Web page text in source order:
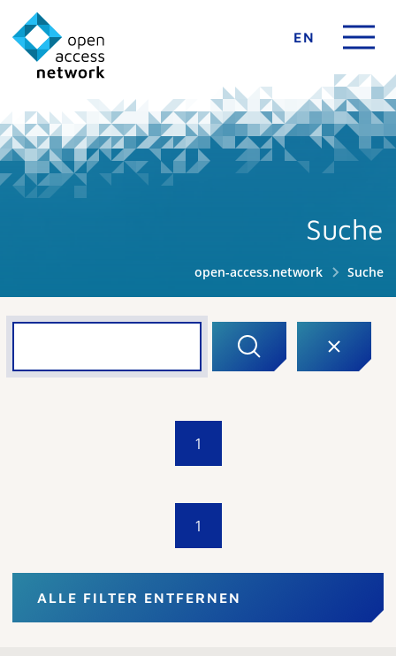
EN
Suche
open-access.network Suche
1
1
ALLE FILTER ENTFERNEN